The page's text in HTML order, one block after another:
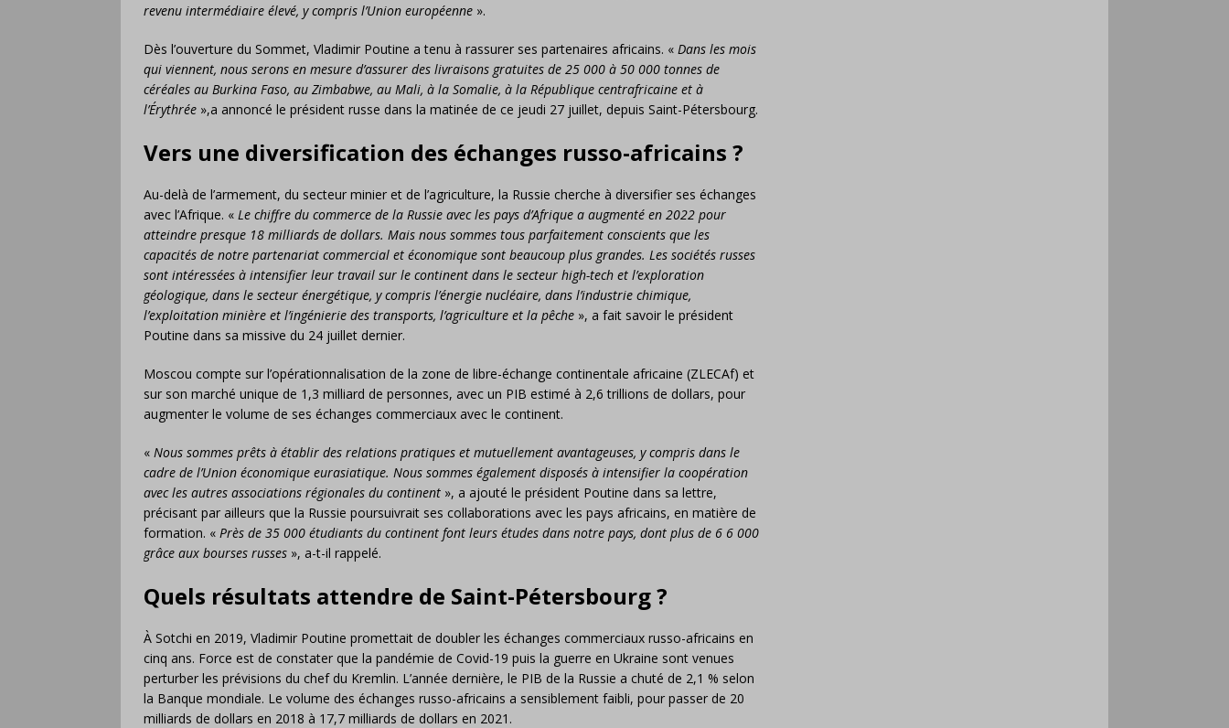
revenu intermédiaire élevé, y compris l’Union européenne ».
Dès l’ouverture du Sommet, Vladimir Poutine a tenu à rassurer ses partenaires africains. « Dans les mois
qui viennent, nous serons en mesure d’assurer des livraisons gratuites de 25 000 à 50 000 tonnes de
céréales au Burkina Faso, au Zimbabwe, au Mali, à la Somalie, à la République centrafricaine et à
l’Érythrée »,a annoncé le président russe dans la matinée de ce jeudi 27 juillet, depuis Saint-Pétersbourg.
Vers une diversification des échanges russo-africains ?
Au-delà de l’armement, du secteur minier et de l’agriculture, la Russie cherche à diversifier ses échanges
avec l’Afrique. « Le chiffre du commerce de la Russie avec les pays d’Afrique a augmenté en 2022 pour
atteindre presque 18 milliards de dollars. Mais nous sommes tous parfaitement conscients que les
capacités de notre partenariat commercial et économique sont beaucoup plus grandes. Les sociétés russes
sont intéressées à intensifier leur travail sur le continent dans le secteur high-tech et l’exploration
géologique, dans le secteur énergétique, y compris l’énergie nucléaire, dans l’industrie chimique,
l’exploitation minière et l’ingénierie des transports, l’agriculture et la pêche », a fait savoir le président
Poutine dans sa missive du 24 juillet dernier.
Moscou compte sur l’opérationnalisation de la zone de libre-échange continentale africaine (ZLECAf) et
sur son marché unique de 1,3 milliard de personnes, avec un PIB estimé à 2,6 trillions de dollars, pour
augmenter le volume de ses échanges commerciaux avec le continent.
« Nous sommes prêts à établir des relations pratiques et mutuellement avantageuses, y compris dans le
cadre de l’Union économique eurasiatique. Nous sommes également disposés à intensifier la coopération
avec les autres associations régionales du continent », a ajouté le président Poutine dans sa lettre,
précisant par ailleurs que la Russie poursuivrait ses collaborations avec les pays africains, en matière de
formation. « Près de 35 000 étudiants du continent font leurs études dans notre pays, dont plus de 6 6 000
grâce aux bourses russes », a-t-il rappelé.
Quels résultats attendre de Saint-Pétersbourg ?
À Sotchi en 2019, Vladimir Poutine promettait de doubler les échanges commerciaux russo-africains en
cinq ans. Force est de constater que la pandémie de Covid-19 puis la guerre en Ukraine sont venues
perturber les prévisions du chef du Kremlin. L’année dernière, le PIB de la Russie a chuté de 2,1 % selon
la Banque mondiale. Le volume des échanges russo-africains a sensiblement faibli, pour passer de 20
milliards de dollars en 2018 à 17,7 milliards de dollars en 2021.